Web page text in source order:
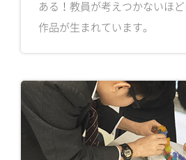
ある！教員が考えつかないほ
作品が生まれています。